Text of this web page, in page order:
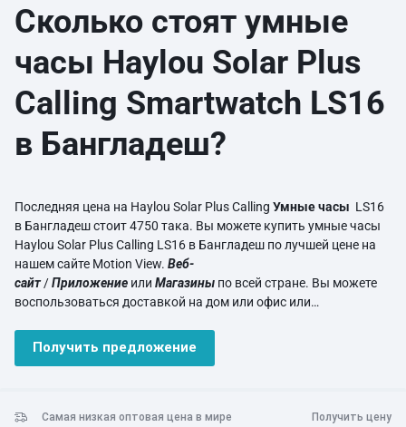
Сколько стоят умные
часы Haylou Solar Plus
Calling Smartwatch LS16
в Бангладеш?
Последняя цена на Haylou Solar Plus Calling Умные часы LS16
в Бангладеш стоит 4750 така. Вы можете купить умные часы
Haylou Solar Plus Calling LS16 в Бангладеш по лучшей цене на
нашем сайте Motion View. Веб-
сайт/Приложение или Магазины по всей стране. Вы можете
воспользоваться доставкой на дом или офис или
Получить предложение
Самая низкая оптовая цена в мире Получить цену